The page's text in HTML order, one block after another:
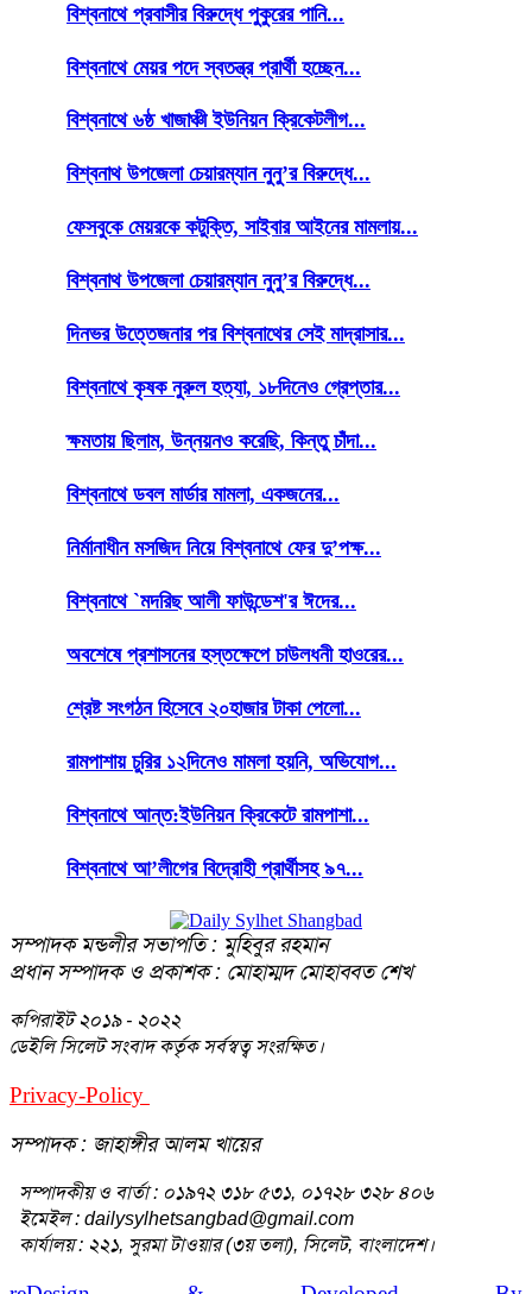
বিশ্বনাথে প্রবাসীর বিরুদ্ধে পুকুরের পানি...
বিশ্বনাথে মেয়র পদে স্বতন্ত্র প্রার্থী হচ্ছেন...
বিশ্বনাথে ৬ষ্ঠ খাজাঞ্চী ইউনিয়ন ক্রিকেটলীগ...
বিশ্বনাথ উপজেলা চেয়ারম্যান নুনু’র বিরুদ্ধে...
ফেসবুকে মেয়রকে কটুক্তি, সাইবার আইনের মামলায়...
বিশ্বনাথ উপজেলা চেয়ারম্যান নুনু’র বিরুদ্ধে...
দিনভর উত্তেজনার পর বিশ্বনাথের সেই মাদ্রাসার...
বিশ্বনাথে কৃষক নুরুল হত্যা, ১৮দিনেও গ্রেপ্তার...
ক্ষমতায় ছিলাম, উন্নয়নও করেছি, কিন্তু চাঁদা...
বিশ্বনাথে ডবল মার্ডার মামলা, একজনের...
নির্মানাধীন মসজিদ নিয়ে বিশ্বনাথে ফের দু’পক্ষ...
বিশ্বনাথে `মদরিছ আলী ফাউন্ডেশ'র ঈদের...
অবশেষে প্রশাসনের হস্তক্ষেপে চাউলধনী হাওরের...
শ্রেষ্ট সংগঠন হিসেবে ২০হাজার টাকা পেলো...
রামপাশায় চুরির ১২দিনেও মামলা হয়নি, অভিযোগ...
বিশ্বনাথে আন্ত:ইউনিয়ন ক্রিকেটে রামপাশা...
বিশ্বনাথে আ’লীগের বিদ্রোহী প্রার্থীসহ ৯৭...
সম্পাদক মন্ডলীর সভাপতি : মুহিবুর রহমান
প্রধান সম্পাদক ও প্রকাশক : মোহাম্মদ মোহাব্বত শেখ
কপিরাইট২০১৯ - ২০২২
ডেইলি সিলেট সংবাদ কর্তৃক সর্বস্বত্ব সংরক্ষিত।
Privacy-Policy
সম্পাদক : জাহাঙ্গীর আলম খায়ের
সম্পাদকীয় ও বার্তা : ০১৯৭২ ৩১৮ ৫৩১, ০১৭২৮ ৩২৮ ৪০৬
ইমেইল : dailysylhetsangbad@gmail.com
কার্যালয় : ২২১, সুরমা টাওয়ার (৩য় তলা), সিলেট, বাংলাদেশ।